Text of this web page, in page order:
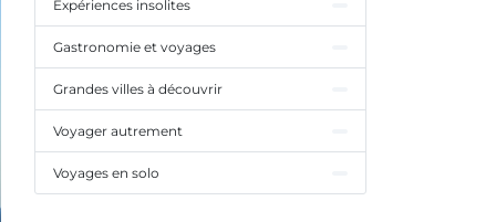
Expériences insolites
Gastronomie et voyages
Grandes villes à découvrir
Voyager autrement
Voyages en solo